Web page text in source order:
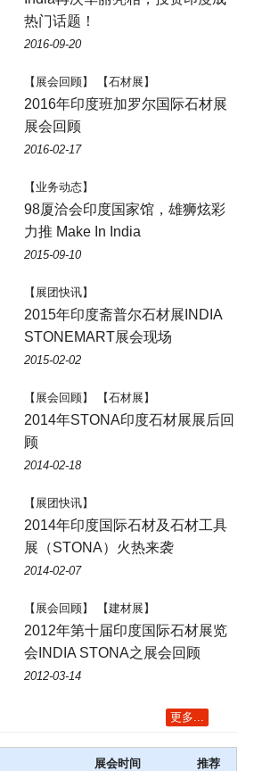
热门话题！
2016-09-20
【展会回顾】 【石材展】
2016年印度班加罗尔国际石材展
展会回顾
2016-02-17
【业务动态】
98厦洽会印度国家馆，雄狮炫彩
力推 Make In India
2015-09-10
【展团快讯】
2015年印度斋普尔石材展INDIA
STONEMART展会现场
2015-02-02
【展会回顾】 【石材展】
2014年STONA印度石材展展后回
顾
2014-02-18
【展团快讯】
2014年印度国际石材及石材工具
展（STONA）火热来袭
2014-02-07
【展会回顾】 【建材展】
2012年第十届印度国际石材展览
会INDIA STONA之展会回顾
2012-03-14
更多...
展会时间 推荐